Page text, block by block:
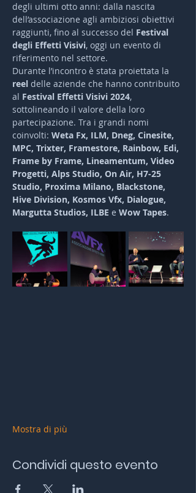
degli ultimi otto anni: dalla nascita
dell’associazione agli ambiziosi obiettivi
raggiunti, fino al successo del Festival
degli Effetti Visivi, oggi un evento di
riferimento nel settore.
Durante l’incontro è stata proiettata la
reel delle aziende che hanno contribuito
al Festival Effetti Visivi 2024,
sottolineando il valore della loro
partecipazione. Tra i grandi nomi
coinvolti: Weta Fx, ILM, Dneg, Cinesite,
MPC, Trixter, Framestore, Rainbow, Edi,
Frame by Frame, Lineamentum, Video
Progetti, Alps Studio, On Air, H7-25
Studio, Proxima Milano, Blackstone,
Hive Division, Kosmos Vfx, Dialogue,
Margutta Studios, ILBE e Wow Tapes.
Mostra di più
Condividi questo evento